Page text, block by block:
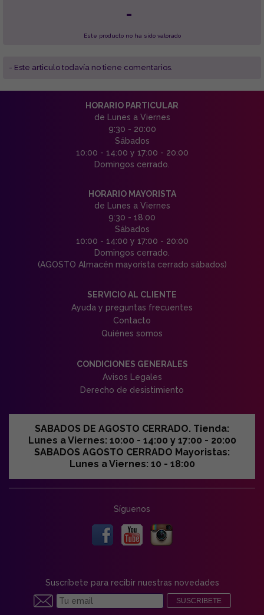
-
Este producto no ha sido valorado
- Este articulo todavía no tiene comentarios.
HORARIO PARTICULAR
de Lunes a Viernes
9:30 - 20:00
Sábados
10:00 - 14:00 y 17:00 - 20:00
Domingos cerrado.
HORARIO MAYORISTA
de Lunes a Viernes
9:30 - 18:00
Sábados
10:00 - 14:00 y 17:00 - 20:00
Domingos cerrado.
(AGOSTO Almacén mayorista cerrado sábados)
SERVICIO AL CLIENTE
Ayuda y preguntas frecuentes
Contacto
Quiénes somos
CONDICIONES GENERALES
Avisos Legales
Derecho de desistimiento
SABADOS DE AGOSTO CERRADO. Tienda:
Lunes a Viernes: 10:00 - 14:00 y 17:00 - 20:00
SABADOS AGOSTO CERRADO Mayoristas:
Lunes a Viernes: 10 - 18:00
Síguenos
Suscríbete para recibir nuestras novedades
SUSCRIBETE